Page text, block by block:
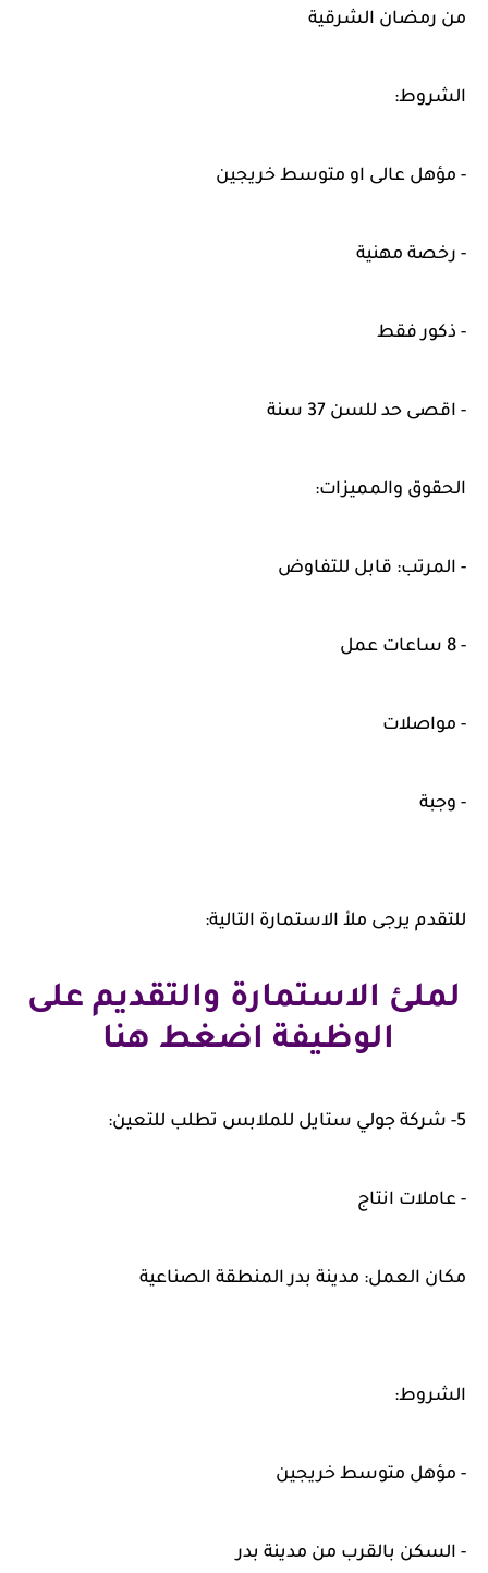
من رمضان الشرقية
الشروط:
- مؤهل عالى او متوسط خريجين
- رخصة مهنية
- ذكور فقط
- اقصى حد للسن 37 سنة
الحقوق والمميزات:
- المرتب: قابل للتفاوض
- 8 ساعات عمل
- مواصلات
- وجبة
للتقدم يرجى ملأ الاستمارة التالية:
لملئ الاستمارة والتقديم على
الوظيفة اضغط هنا
5- شركة جولي ستايل للملابس تطلب للتعين:
- عاملات انتاج
مكان العمل: مدينة بدر المنطقة الصناعية
الشروط:
- مؤهل متوسط خريجين
- السكن بالقرب من مدينة بدر